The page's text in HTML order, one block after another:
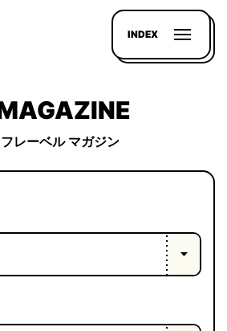
INDEX
UP
レーベル マガジン